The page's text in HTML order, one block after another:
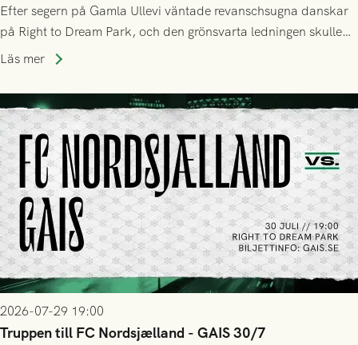
Efter segern på Gamla Ullevi väntade revanschsugna danskar
på Right to Dream Park, och den grönsvarta ledningen skulle
upphöra efter mindre än kvarten spelad. På lika mark visade
tennissiffror och det grönsvarta europaäventyret tog slut.
Läs mer
2026-07-29 19:00
Truppen till FC Nordsjælland - GAIS 30/7